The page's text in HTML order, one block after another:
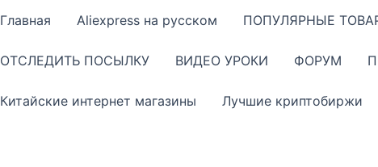
Главная Aliexpress на русском ПОПУЛЯРНЫЕ
ОТСЛЕДИТЬ ПОСЫЛКУ ВИДЕО УРОКИ ФОРУМ
Китайские интернет магазины Лучшие криптобиржи